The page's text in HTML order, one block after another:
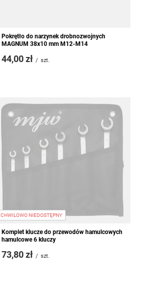
Pokrętło do narzynek drobnozwojnych
MAGNUM 38x10 mm M12-M14
44,00 zł / szt.
CHWILOWO NIEDOSTĘPNY
Komplet klucze do przewodów hamulcowych
hamulcowe 6 kluczy
73,80 zł / szt.